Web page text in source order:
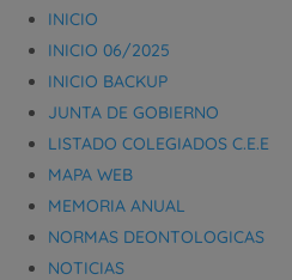
INICIO
INICIO 06/2025
INICIO BACKUP
JUNTA DE GOBIERNO
LISTADO COLEGIADOS C.E.E
MAPA WEB
MEMORIA ANUAL
NORMAS DEONTOLOGICAS
NOTICIAS